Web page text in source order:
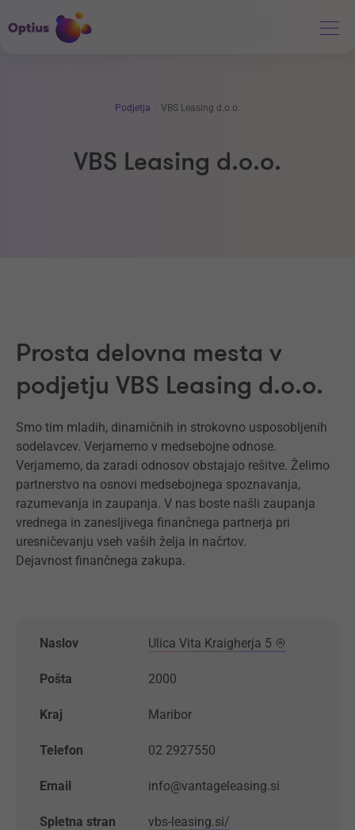
Podjetja VBS Leasing d.o.o.
VBS Leasing d.o.o.
Prosta delovna mesta v
podjetju VBS Leasing d.o.o.
Smo tim mladih, dinamičnih in strokovno usposobljenih
sodelavcev. Verjamemo v medsebojne odnose.
Verjamemo, da zaradi odnosov obstajajo rešitve. Želimo
partnerstvo na osnovi medsebojnega spoznavanja,
razumevanja in zaupanja. V nas boste našli zaupanja
vrednega in zanesljivega finančnega partnerja pri
uresničevanju vseh vaših želja in načrtov.
Dejavnost finančnega zakupa.
Naslov Ulica Vita Kraigherja 5
Pošta 2000
Kraj Maribor
Telefon 02 2927550
Email info@vantageleasing.si
Spletna stran vbs-leasing.si/